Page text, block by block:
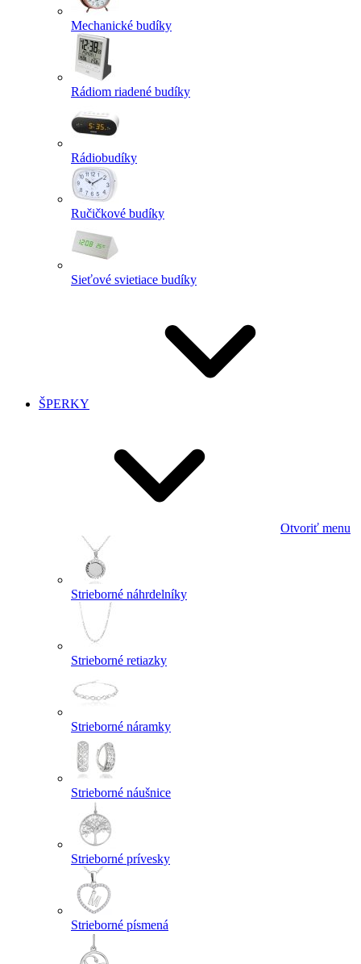
Mechanické budíky
Rádiom riadené budíky
Rádiobudíky
Ručičkové budíky
Sieťové svietiace budíky
ŠPERKY
Otvoriť menu
Strieborné náhrdelníky
Strieborné retiazky
Strieborné náramky
Strieborné náušnice
Strieborné prívesky
Strieborné písmená